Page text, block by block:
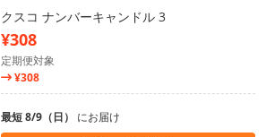
クスコ ナンバーキャンドル 3
¥308
定期便対象
¥308
最短 8/9（日） にお届け